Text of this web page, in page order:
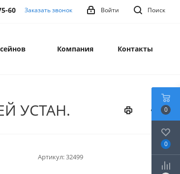
Поиск
Войти
60 Заказать звонок
Компания Контакты
УСТАН.
Артикул:32499
0
0